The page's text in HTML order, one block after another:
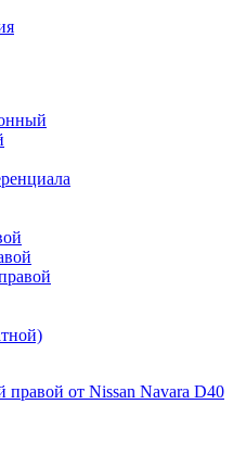
правой от Nissan Navara D40